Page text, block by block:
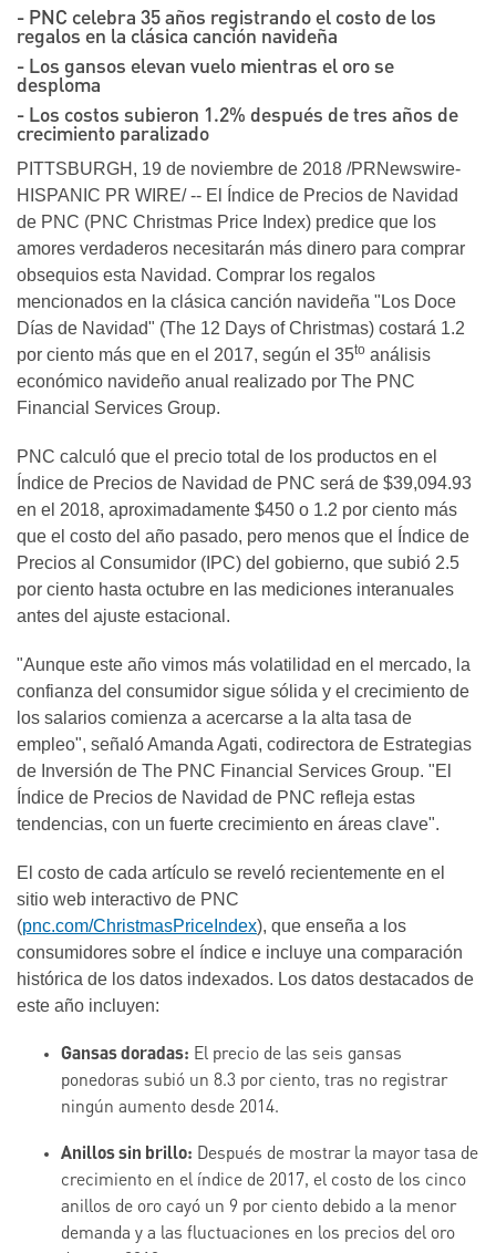
- PNC celebra 35 años registrando el costo de los
regalos en la clásica canción navideña
- Los gansos elevan vuelo mientras el oro se
desploma
- Los costos subieron 1.2% después de tres años de
crecimiento paralizado
PITTSBURGH, 19 de noviembre de 2018 /PRNewswire-
HISPANIC PR WIRE/ -- El Índice de Precios de Navidad
de PNC (PNC Christmas Price Index) predice que los
amores verdaderos necesitarán más dinero para comprar
obsequios esta Navidad. Comprar los regalos
mencionados en la clásica canción navideña "Los Doce
Días de Navidad" (The 12 Days of Christmas) costará 1.2
por ciento más que en el 2017, según el 35to análisis
económico navideño anual realizado por The PNC
Financial Services Group.
PNC calculó que el precio total de los productos en el
Índice de Precios de Navidad de PNC será de $39,094.93
en el 2018, aproximadamente $450 o 1.2 por ciento más
que el costo del año pasado, pero menos que el Índice de
Precios al Consumidor (IPC) del gobierno, que subió 2.5
por ciento hasta octubre en las mediciones interanuales
antes del ajuste estacional.
"Aunque este año vimos más volatilidad en el mercado, la
confianza del consumidor sigue sólida y el crecimiento de
los salarios comienza a acercarse a la alta tasa de
empleo", señaló Amanda Agati, codirectora de Estrategias
de Inversión de The PNC Financial Services Group. "El
Índice de Precios de Navidad de PNC refleja estas
tendencias, con un fuerte crecimiento en áreas clave".
El costo de cada artículo se reveló recientemente en el
sitio web interactivo de PNC
(pnc.com/ChristmasPriceIndex), que enseña a los
consumidores sobre el índice e incluye una comparación
histórica de los datos indexados. Los datos destacados de
este año incluyen:
Gansas doradas: El precio de las seis gansas
ponedoras subió un 8.3 por ciento, tras no registrar
ningún aumento desde 2014.
Anillos sin brillo: Después de mostrar la mayor tasa de
crecimiento en el índice de 2017, el costo de los cinco
anillos de oro cayó un 9 por ciento debido a la menor
demanda y a las fluctuaciones en los precios del oro